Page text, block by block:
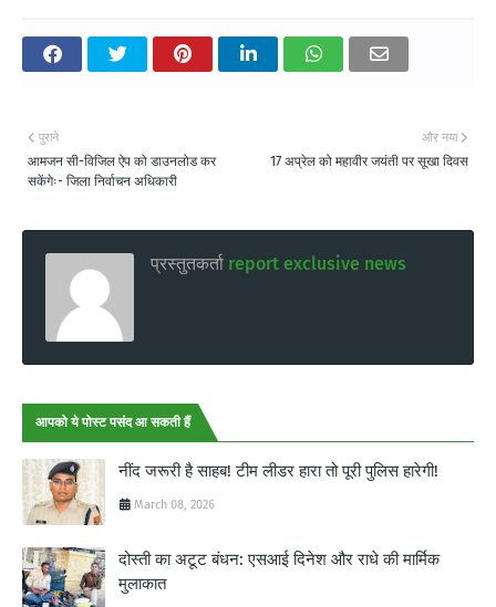
और नया
17 अप्रेल को महावीर जयंती पर सूखा दिवस
पुराने
आमजन सी-विजिल ऐप को डाउनलोड कर
सकेंगेः- जिला निर्वाचन अधिकारी
प्रस्तुतकर्ता report exclusive news
आपको ये पोस्ट पसंद आ सकती हैं
नींद जरूरी है साहब! टीम लीडर हारा तो पूरी पुलिस हारेगी!
March 08, 2026
दोस्ती का अटूट बंधन: एसआई दिनेश और राधे की मार्मिक
मुलाकात